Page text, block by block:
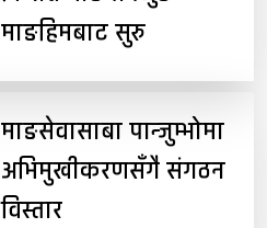
माङहिमबाट सुरु
माङसेवासाबा पान्जुम्भोमा
अभिमुखीकरणसँगै संगठन
विस्तार